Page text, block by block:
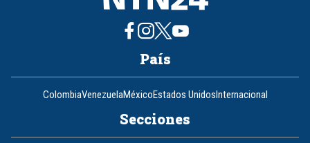
País
ColombiaVenezuelaMéxicoEstados UnidosInternacional
Secciones